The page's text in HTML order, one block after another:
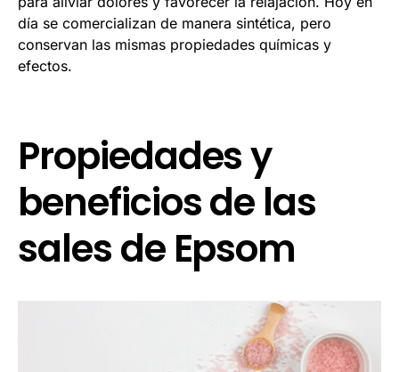
día se comercializan de manera sintética, pero
conservan las mismas propiedades químicas y
efectos.
Propiedades y
beneficios de las
sales de Epsom